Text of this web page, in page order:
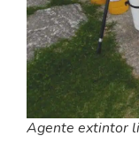
Agente extintor